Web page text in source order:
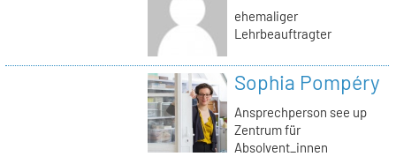
ehemaliger
Lehrbeauftragter
Sophia Pompéry
Ansprechperson see up
Zentrum für
Absolvent_innen